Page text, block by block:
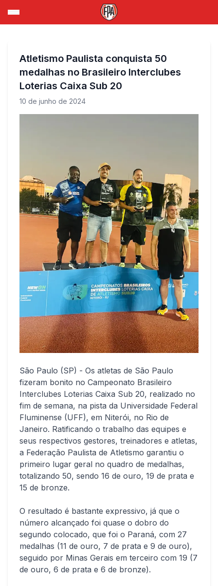
Atletismo Paulista conquista 50
medalhas no Brasileiro Interclubes
Loterias Caixa Sub 20
10 de junho de 2024
São Paulo (SP) - Os atletas de São Paulo
fizeram bonito no Campeonato Brasileiro
Interclubes Loterias Caixa Sub 20, realizado no
fim de semana, na pista da Universidade Federal
Fluminense (UFF), em Niterói, no Rio de
Janeiro. Ratificando o trabalho das equipes e
seus respectivos gestores, treinadores e atletas,
a Federação Paulista de Atletismo garantiu o
primeiro lugar geral no quadro de medalhas,
totalizando 50, sendo 16 de ouro, 19 de prata e
15 de bronze.
O resultado é bastante expressivo, já que o
número alcançado foi quase o dobro do
segundo colocado, que foi o Paraná, com 27
medalhas (11 de ouro, 7 de prata e 9 de ouro),
seguido por Minas Gerais em terceiro com 19 (7
de ouro, 6 de prata e 6 de bronze).